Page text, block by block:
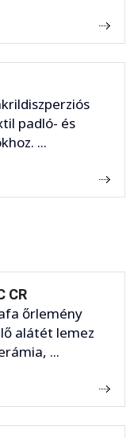
padló- és
...
CR
őrlemény
alátét lemez
...